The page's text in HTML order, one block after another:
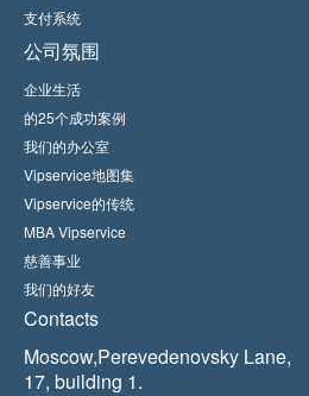
支付系统
公司氛围
企业生活
的25个成功案例
我们的办公室
Vipservice地图集
Vipservice的传统
MBA Vipservice
慈善事业
我们的好友
Contacts
Moscow,Perevedenovsky Lane,
17, building 1.